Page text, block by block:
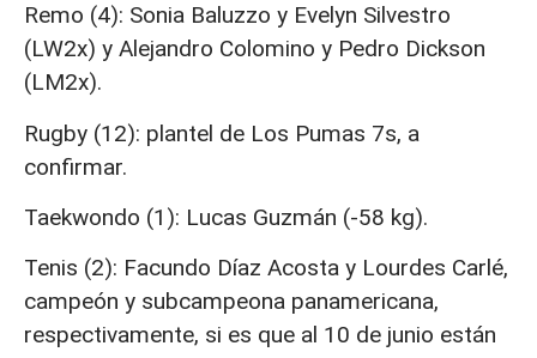
Remo (4): Sonia Baluzzo y Evelyn Silvestro
(LW2x) y Alejandro Colomino y Pedro Dickson
(LM2x).
Rugby (12): plantel de Los Pumas 7s, a
confirmar.
Taekwondo (1): Lucas Guzmán (-58 kg).
Tenis (2): Facundo Díaz Acosta y Lourdes Carlé,
campeón y subcampeona panamericana,
respectivamente, si es que al 10 de junio están